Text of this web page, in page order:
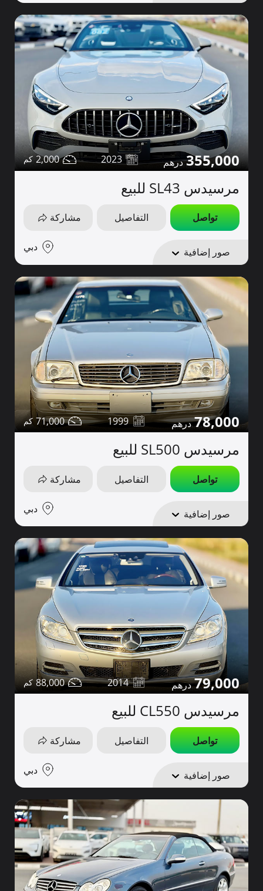
355,000
2023
2,000
مرسيدس SL43 للبيع
تواصل التفاصيل مشاركة
صور إضافية دبي
78,000
1999
71,000
مرسيدس SL500 للبيع
تواصل التفاصيل مشاركة
صور إضافية دبي
79,000
2014
88,000
مرسيدس CL550 للبيع
تواصل التفاصيل مشاركة
صور إضافية دبي